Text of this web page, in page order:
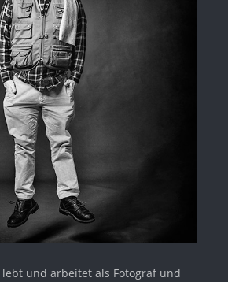
und arbeitet als Fotograf und